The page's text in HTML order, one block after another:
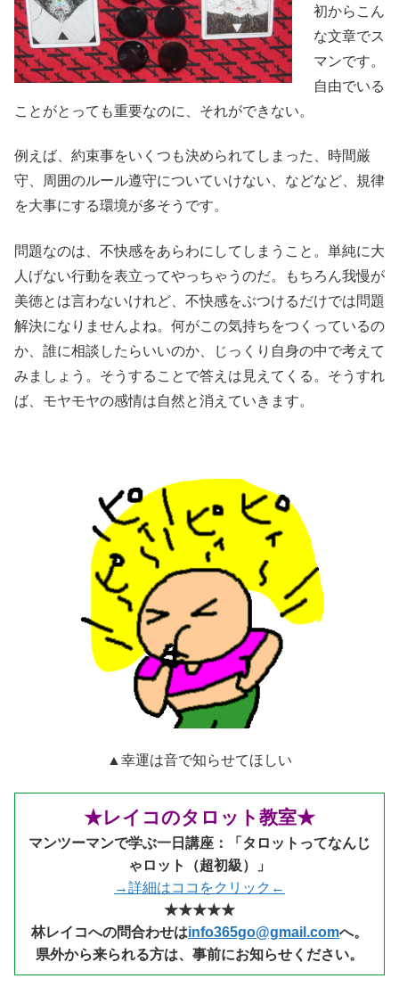
初からこん
な文章でス
マンです。
自由でいる
ことがとっても重要なのに、それができない。
例えば、約束事をいくつも決められてしまった、時間厳
守、周囲のルール遵守についていけない、などなど、規律
を大事にする環境が多そうです。
問題なのは、不快感をあらわにしてしまうこと。単純に大
人げない行動を表立ってやっちゃうのだ。もちろん我慢が
美徳とは言わないけれど、不快感をぶつけるだけでは問題
解決になりませんよね。何がこの気持ちをつくっているの
か、誰に相談したらいいのか、じっくり自身の中で考えて
みましょう。そうすることで答えは見えてくる。そうすれ
ば、モヤモヤの感情は自然と消えていきます。
▲幸運は音で知らせてほしい
★レイコのタロット教室★
マンツーマンで学ぶ一日講座：「タロットってなんじ
ゃロット（超初級）」
→詳細はココをクリック←
★★★★★
林レイコへの問合わせはinfo365go@gmail.comへ。
県外から来られる方は、事前にお知らせください。